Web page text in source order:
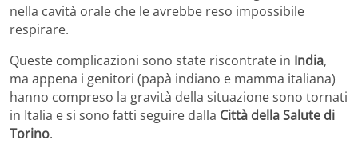
nella cavità orale che le avrebbe reso impossibile
respirare.
Queste complicazioni sono state riscontrate in India,
ma appena i genitori (papà indiano e mamma italiana)
hanno compreso la gravità della situazione sono tornati
in Italia e si sono fatti seguire dalla Città della Salute di
Torino.